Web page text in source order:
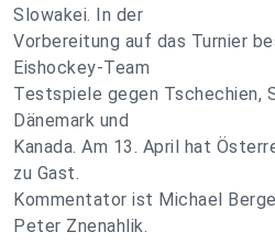
Slowakei. In der
Vorbereitung auf das Turnier
Eishockey-Team
Testspiele gegen Tschechien,
Dänemark und
Kanada. Am 13. April hat
zu Gast.
Kommentator ist Michael
Peter Znenahlik.